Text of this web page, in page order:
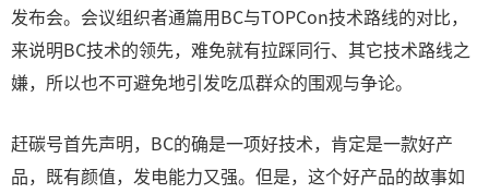
发布会。会议组织者通篇用BC与TOPCon技术路线的对比，
来说明BC技术的领先，难免就有拉踩同行、其它技术路线之
嫌，所以也不可避免地引发吃瓜群众的围观与争论。
赶碳号首先声明，BC的确是一项好技术，肯定是一款好产
品，既有颜值，发电能力又强。但是，这个好产品的故事如